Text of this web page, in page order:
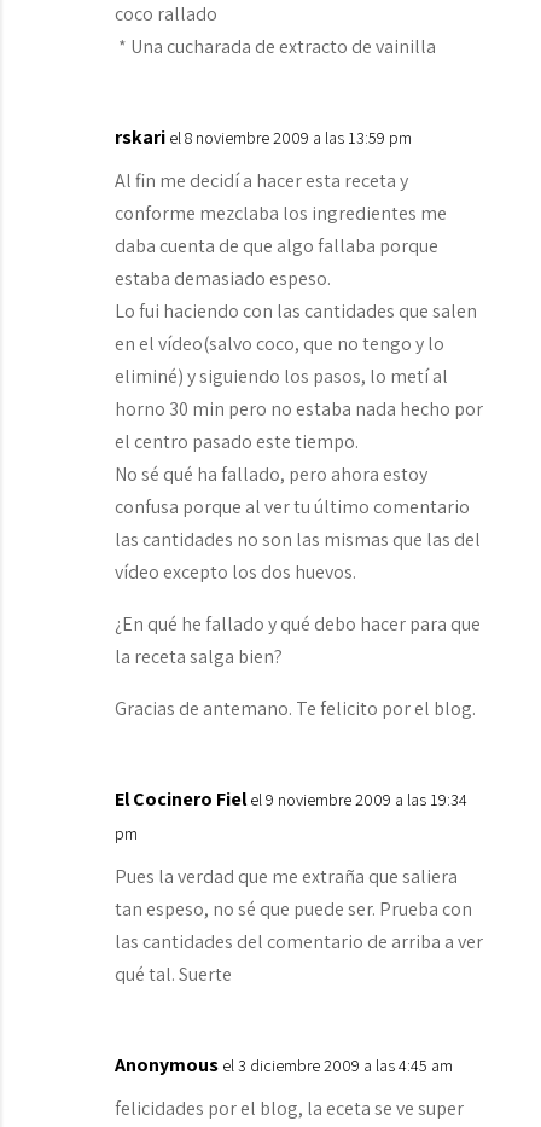
coco rallado
* Una cucharada de extracto de vainilla
rskari el 8 noviembre 2009 a las 13:59 pm
Al fin me decidí a hacer esta receta y
conforme mezclaba los ingredientes me
daba cuenta de que algo fallaba porque
estaba demasiado espeso.
Lo fui haciendo con las cantidades que salen
en el vídeo(salvo coco, que no tengo y lo
eliminé) y siguiendo los pasos, lo metí al
horno 30 min pero no estaba nada hecho por
el centro pasado este tiempo.
No sé qué ha fallado, pero ahora estoy
confusa porque al ver tu último comentario
las cantidades no son las mismas que las del
vídeo excepto los dos huevos.
¿En qué he fallado y qué debo hacer para que
la receta salga bien?
Gracias de antemano. Te felicito por el blog.
El Cocinero Fiel el 9 noviembre 2009 a las 19:34
pm
Pues la verdad que me extraña que saliera
tan espeso, no sé que puede ser. Prueba con
las cantidades del comentario de arriba a ver
qué tal. Suerte
Anonymous el 3 diciembre 2009 a las 4:45 am
felicidades por el blog, la eceta se ve super